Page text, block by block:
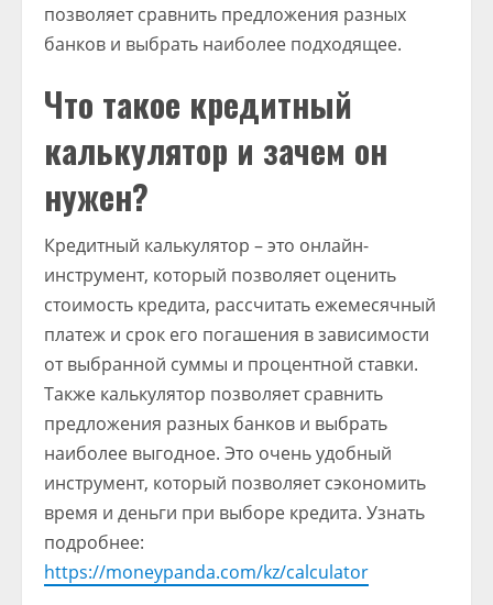
позволяет сравнить предложения разных
банков и выбрать наиболее подходящее.
Что такое кредитный
калькулятор и зачем он
нужен?
Кредитный калькулятор – это онлайн-
инструмент, который позволяет оценить
стоимость кредита, рассчитать ежемесячный
платеж и срок его погашения в зависимости
от выбранной суммы и процентной ставки.
Также калькулятор позволяет сравнить
предложения разных банков и выбрать
наиболее выгодное. Это очень удобный
инструмент, который позволяет сэкономить
время и деньги при выборе кредита. Узнать
подробнее:
https://moneypanda.com/kz/calculator